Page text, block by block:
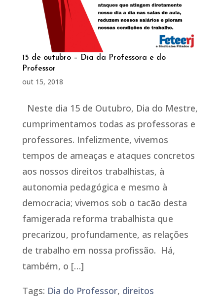
15 de outubro – Dia da Professora e do
Professor
out 15, 2018
Neste dia 15 de Outubro, Dia do Mestre,
cumprimentamos todas as professoras e
professores. Infelizmente, vivemos
tempos de ameaças e ataques concretos
aos nossos direitos trabalhistas, à
autonomia pedagógica e mesmo à
democracia; vivemos sob o tacão desta
famigerada reforma trabalhista que
precarizou, profundamente, as relações
de trabalho em nossa profissão. Há,
também, o […]
Tags: Dia do Professor, direitos